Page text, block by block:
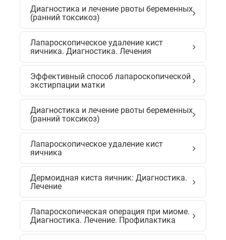
Диагностика и лечение рвоты беременных
(ранний токсикоз)
Лапароскопическое удаление кист
яичника. Диагностика. Лечения
Эффективный способ лапароскопической
экстирпации матки
Диагностика и лечение рвоты беременных
(ранний токсикоз)
Лапароскопическое удаление кист
яичника
Дермоидная киста яичник: Диагностика.
Лечение
Лапароскопическая операция при миоме.
Диагностика. Лечение. Профилактика